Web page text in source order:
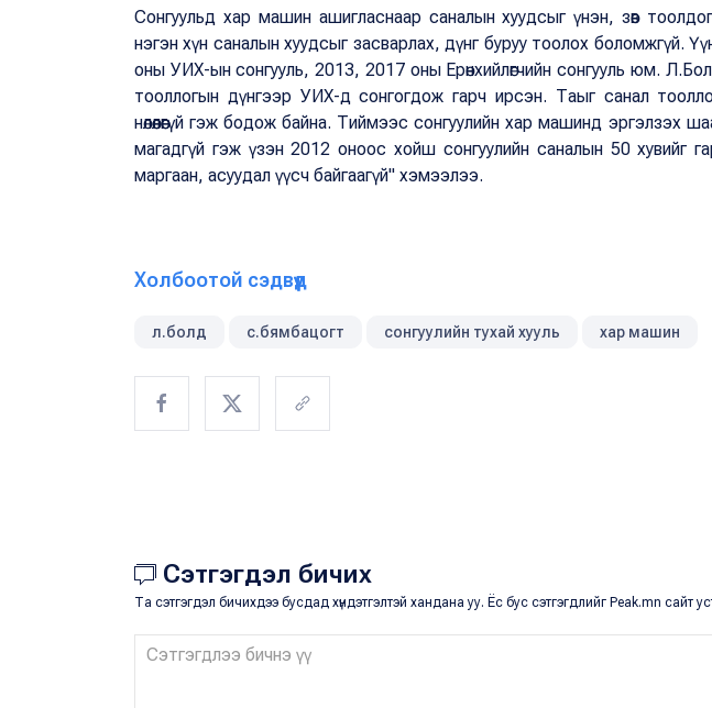
Сонгуульд хар машин ашигласнаар саналын хуудсыг үнэн, зөв тоолдог
нэгэн хүн саналын хуудсыг засварлах, дүнг буруу тоолох боломжгүй.
оны УИХ-ын сонгууль, 2013, 2017 оны Ерөнхийлөгчийн сонгууль юм.
тооллогын дүнгээр УИХ-д сонгогдож гарч ирсэн. Таыг санал
нөлөөлөөгүй гэж бодож байна. Тиймээс сонгуулийн хар машинд эргэлзэх
магадгүй гэж үзэн 2012 оноос хойш сонгуулийн саналын 50 хувийг
маргаан, асуудал үүсч байгаагүй" хэмээлээ.
Холбоотой сэдвүүд
л.болд с.бямбацогт сонгуулийн тухай хууль хар машин
Сэтгэгдэл бичих
Та сэтгэгдэл бичихдээ бусдад хүндэтгэлтэй хандана уу. Ёс бус сэтгэгдлийг Peak.mn сайт